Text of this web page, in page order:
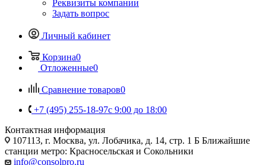
Реквизиты компании
Задать вопрос
Личный кабинет
Корзина0
Отложенные0
Сравнение товаров0
+7 (495) 255-18-97с 9:00 до 18:00
Контактная информация
107113, г. Москва, ул. Лобачика, д. 14, стр. 1 Б Ближайшие
станции метро: Красносельская и Сокольники
info@consolpro.ru